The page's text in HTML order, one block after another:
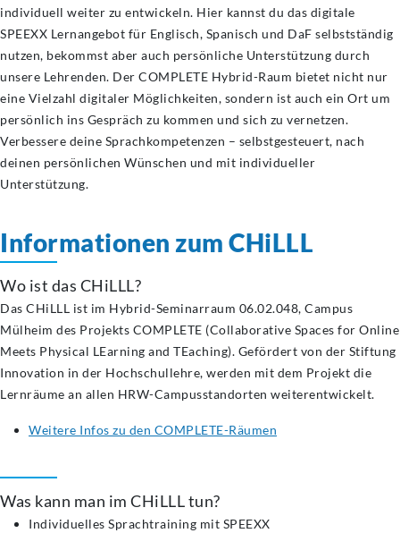
individuell weiter zu entwickeln. Hier kannst du das digitale
SPEEXX Lernangebot für Englisch, Spanisch und DaF selbstständig
nutzen, bekommst aber auch persönliche Unterstützung durch
unsere Lehrenden. Der COMPLETE Hybrid-Raum bietet nicht nur
eine Vielzahl digitaler Möglichkeiten, sondern ist auch ein Ort um
persönlich ins Gespräch zu kommen und sich zu vernetzen.
Verbessere deine Sprachkompetenzen – selbstgesteuert, nach
deinen persönlichen Wünschen und mit individueller
Unterstützung.
Informationen zum CHiLLL
Wo ist das CHiLLL?
Das CHiLLL ist im Hybrid-Seminarraum 06.02.048, Campus
Mülheim des Projekts COMPLETE (Collaborative Spaces for Online
Meets Physical LEarning and TEaching). Gefördert von der Stiftung
Innovation in der Hochschullehre, werden mit dem Projekt die
Lernräume an allen HRW-Campusstandorten weiterentwickelt.
Weitere Infos zu den COMPLETE-Räumen
Was kann man im CHiLLL tun?
Individuelles Sprachtraining mit SPEEXX